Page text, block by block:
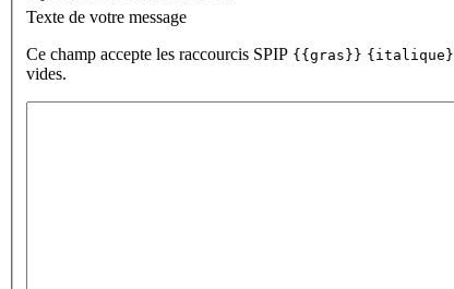
Texte de votre message
Ce champ accepte les raccourcis SPIP {{gras}} {italique}
vides.